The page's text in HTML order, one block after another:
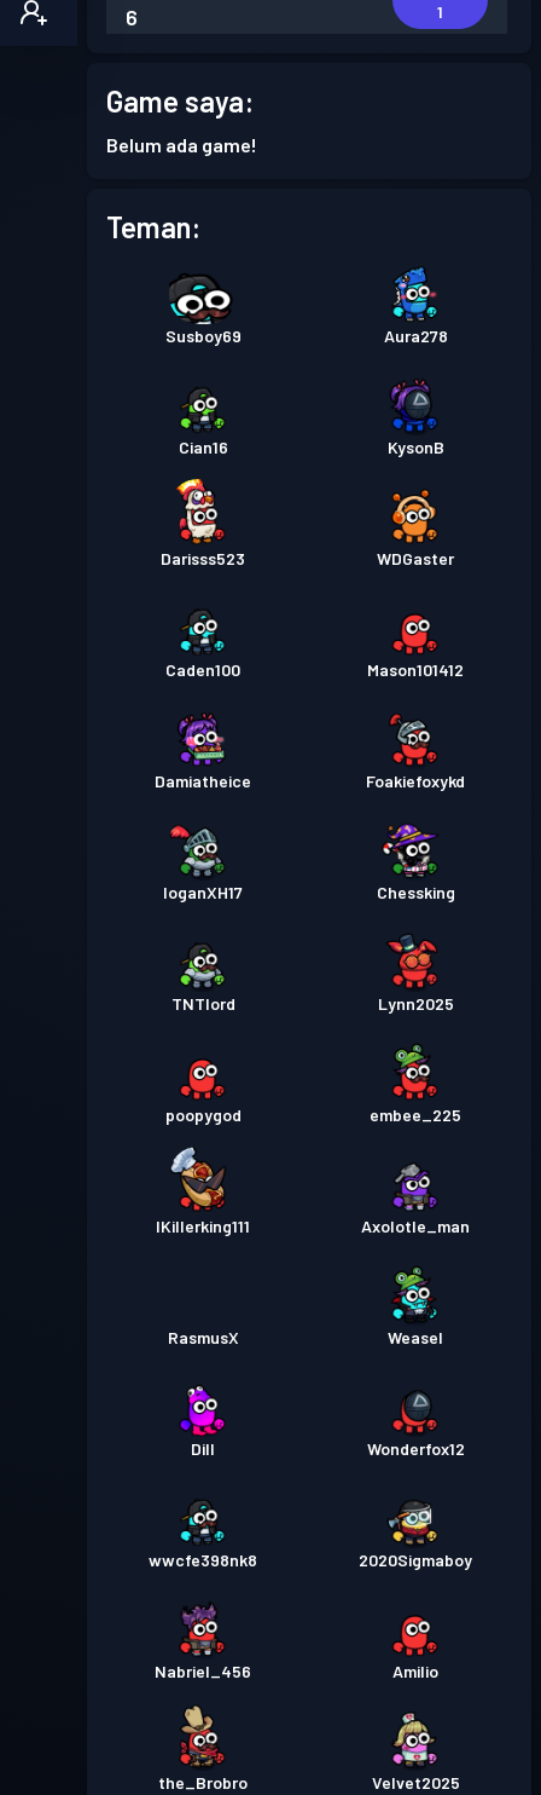
6
1
4
Tiket pertempuran
Tingkat
2
Tiket pertempuran
Tingkat
Tiket pertempuran
Tingkat
4
Game saya:
Belum ada game!
Teman:
Susboy69 Aura278
Cian16 KysonB
Darisss523 WDGaster
Caden100 Mason101412
Damiatheice Foakiefoxykd
loganXH17 Chessking
TNTlord Lynn2025
poopygod embee_225
IKillerking111 Axolotle_man
RasmusX Weasel
Dill Wonderfox12
wwcfe398nk8 2020Sigmaboy
Nabriel_456 Amilio
the_Brobro Velvet2025